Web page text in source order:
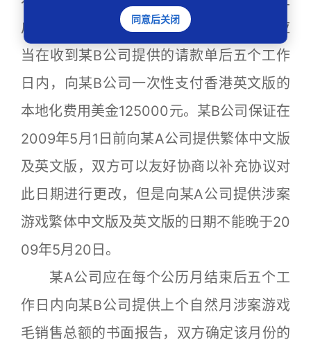
启动日后向某A公司提供请款单，某A公司应
当在收到某B公司提供的请款单后五个工作
日内，向某B公司一次性支付香港英文版的
本地化费用美金125000元。某B公司保证在
2009年5月1日前向某A公司提供繁体中文版
及英文版，双方可以友好协商以补充协议对
此日期进行更改，但是向某A公司提供涉案
游戏繁体中文版及英文版的日期不能晚于20
09年5月20日。
某A公司应在每个公历月结束后五个工
作日内向某B公司提供上个自然月涉案游戏
毛销售总额的书面报告，双方确定该月份的
同意后关闭